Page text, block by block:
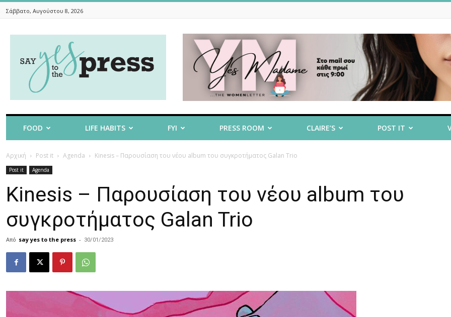
Σάββατο, Αυγούστου 8, 2026
To
The
FOOD LIFE HABITS FYI PRESS ROOM CLAIRE’S POST IT
Αρχική Post it Agenda Kinesis – Παρουσίαση του νέου album του συγκροτήματος Galan Trio
Post it Agenda
Kinesis – Παρουσίαση του νέου album του
συγκροτήματος Galan Trio
Από say yes to the press - 30/01/2023